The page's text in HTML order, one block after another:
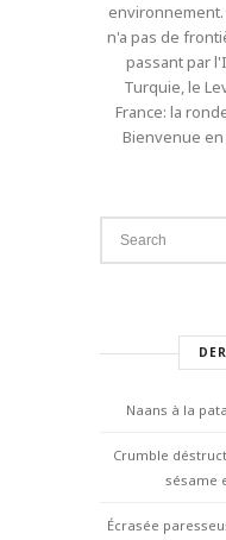
n'a pas de
passant par
Turquie, le
France: la
Bienvenue
Naans à la
Crumble
sésame
Écrasée